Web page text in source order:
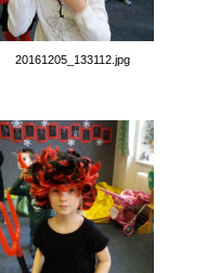
20161205_133112.jpg